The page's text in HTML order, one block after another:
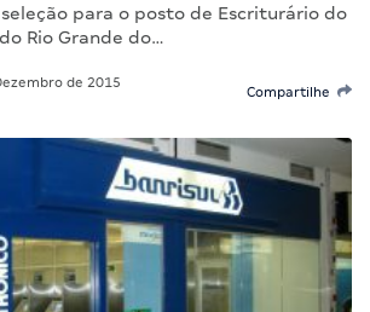
para o posto de Escriturário do
Rio Grande do…
de 2015
Compartilhe